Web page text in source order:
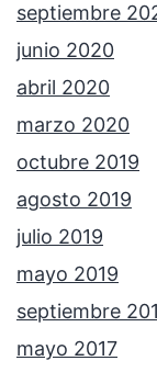
septiembre
junio 2020
abril 2020
marzo 2020
octubre 2019
agosto 2019
julio 2019
mayo 2019
septiembre
mayo 2017